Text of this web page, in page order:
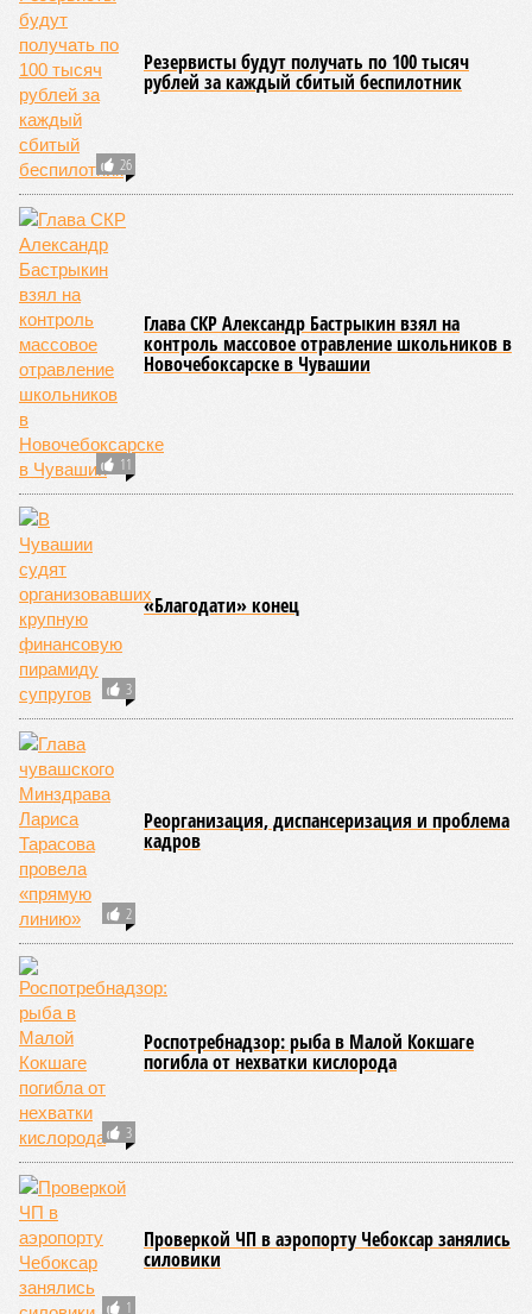
развитие национальной борьбы на поясах керешу.
Региональные власти не ограничилисьпризнаниемданной
дисциплины в качестве приоритетной, но также утвердили
официальную систему спортивных званий и
ведомственных знаков отличия, закрепив
соответствующие положения и образцы наградных
атрибутов на уровне правительства субъекта. Согласно
обнародованным материалам, введены удостоверения и
нагрудные знаки мастера спорта Чувашии международного
класса по керешу, а также мастера спорта Чувашии.
Параллельно с этим разработана полная разрядная сетка
по керешу, охватывающая все ступени от третьего
юношеского разряда до уровня кандидата в мастера
спорта. Такая структура призвана обеспечить системность
в подготовке юных атлетов и создать чёткие ориентиры
для последовательного повышения их квалификации.
Керешу представляет собой традиционное единоборство,
уходящее корнями в культуру чувашского народа. Схватка
проходит следующим образом: соперники располагаются
лицом друг к другу, при этом через пояс каждого из них
перекинуто специальное матерчатое полотенце;
удерживаясь за этот элемент экипировки, борцы вступают
в противоборство, основная задача которого заключается в
том, чтобы опрокинуть противника.
Современная версия чувашской национальной борьбы
была создана в 1990-х годах. С того периода дисциплина
переживает этап активного возрождения, сохраняя при
этом неразрывную связь с многовековыми народными
традициями.
В настоящее время керешу демонстрирует рост
популярности. В 2024 году в столице республики, городе
Чебоксары, на базе спортивной школы № 11 состоялось
торжественное открытие Республиканского центра
единоборств «Керешу». площадка имеет все необходимые
условия для полноценной подготовки спортсменов
высокого класса.
В том же году был проведён первый официальный
чемпионат по керешу, участие в котором приняли
сильнейшие борцы со всех районов Чувашии; турнир
наглядно продемонстрировал динамичный и зрелищный
характер этого вида спорта.
Керешу включён в перечень приоритетных спортивных
дисциплин на территории Чувашской Республики. Кроме
того, данное единоборство уже имеет опыт выхода на
международную арену: оно входило в программу I и II
Всемирных игр национальных видов единоборств, которые